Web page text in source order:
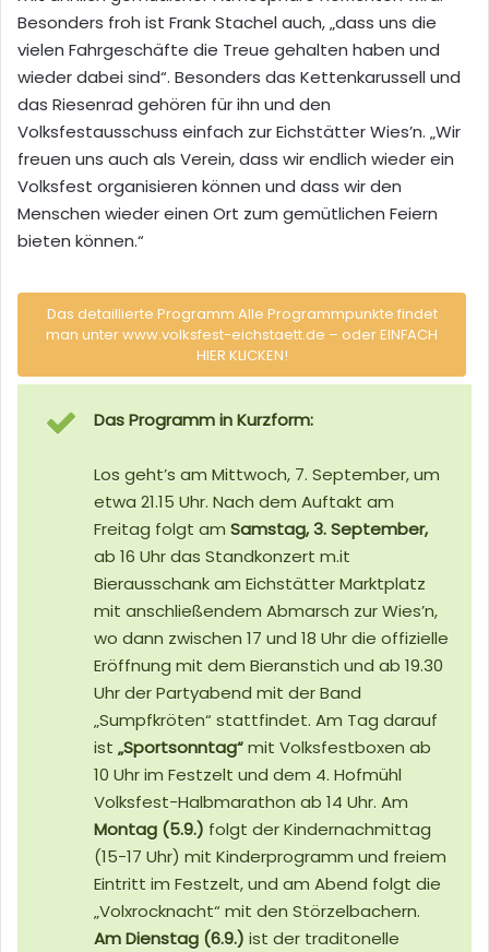
Besonders froh ist Frank Stachel auch, „dass uns die
vielen Fahrgeschäfte die Treue gehalten haben und
wieder dabei sind“. Besonders das Kettenkarussell und
das Riesenrad gehören für ihn und den
Volksfestausschuss einfach zur Eichstätter Wies’n. „Wir
freuen uns auch als Verein, dass wir endlich wieder ein
Volksfest organisieren können und dass wir den
Menschen wieder einen Ort zum gemütlichen Feiern
bieten können.“
Das detaillierte Programm Alle Programmpunkte findet
man unter www.volksfest-eichstaett.de – oder EINFACH
HIER KLICKEN!
Das Programm in Kurzform:
Los geht’s am Mittwoch, 7. September, um
etwa 21.15 Uhr. Nach dem Auftakt am
Freitag folgt am Samstag, 3. September,
ab 16 Uhr das Standkonzert m.it
Bierausschank am Eichstätter Marktplatz
mit anschließendem Abmarsch zur Wies’n,
wo dann zwischen 17 und 18 Uhr die offizielle
Eröffnung mit dem Bieranstich und ab 19.30
Uhr der Partyabend mit der Band
„Sumpfkröten“ stattfindet. Am Tag darauf
ist „Sportsonntag“mit Volksfestboxen ab
10 Uhr im Festzelt und dem 4. Hofmühl
Volksfest-Halbmarathon ab 14 Uhr. Am
Montag (5.9.) folgt der Kindernachmittag
(15-17 Uhr) mit Kinderprogramm und freiem
Eintritt im Festzelt, und am Abend folgt die
„Volxrocknacht“ mit den Störzelbachern.
Am Dienstag (6.9.) ist der traditonelle